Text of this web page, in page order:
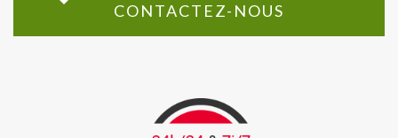
CONTACTEZ-NOUS